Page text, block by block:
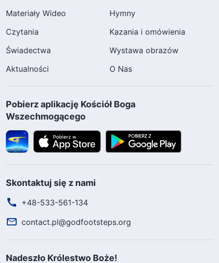
Materiały Wideo
Hymny
Czytania
Kazania i omówienia
Świadectwa
Wystawa obrazów
Aktualności
O Nas
Pobierz aplikację Kościół Boga
Wszechmogącego
Skontaktuj się z nami
+48-533-561-134
contact.pl@godfootsteps.org
Nadeszło Królestwo Boże!